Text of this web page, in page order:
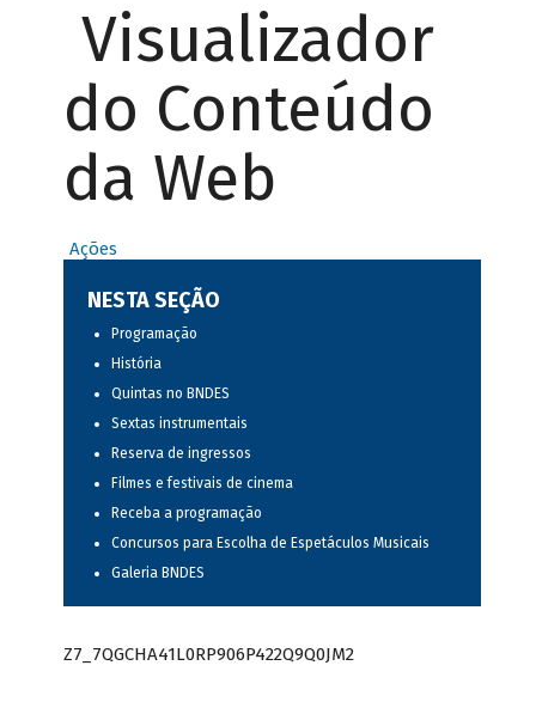
Visualizador
do Conteúdo
da Web
Ações
NESTA SEÇÃO
Programação
História
Quintas no BNDES
Sextas instrumentais
Reserva de ingressos
Filmes e festivais de cinema
Receba a programação
Concursos para Escolha de Espetáculos Musicais
Galeria BNDES
Z7_7QGCHA41L0RP906P422Q9Q0JM2